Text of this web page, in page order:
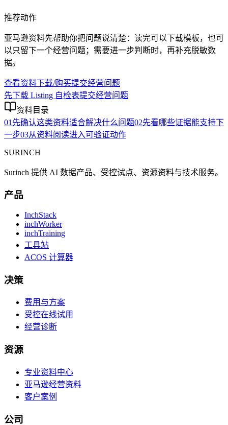
推荐动作
亚马逊资料先帮助你把问题说清楚：读完可以下载模板，也可
以只留下一个经营问题；需要进一步判断时，再补充脱敏数
据。
查看资料下载/购买提交经营问题
先下载 Listing 自检表提交经营问题
资料目录
01 先确认这类资料适合解决什么问题02先看哪些证据能支持下
一步03从资料阅读进入可验证动作
SURINCH
Surinch 提供 AI 数据产品、受控试点、资源资料与技术服务。
产品
InchStack
inchWorker
inchTraining
工具站
ACOS 计算器
决策
费用与方案
受控在线试用
经营诊断
资源
专业资料中心
亚马逊经营资料
客户案例
公司